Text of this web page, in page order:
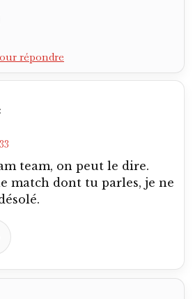
répondre
team, on peut le dire.
match dont tu parles, je ne